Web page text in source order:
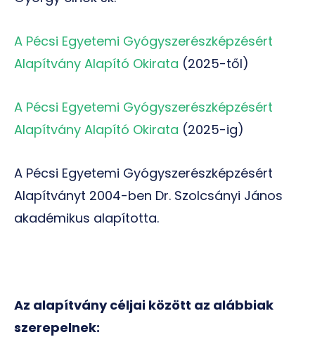
A Pécsi Egyetemi Gyógyszerészképzésért
Alapítvány Alapító Okirata (2025-től)
A Pécsi Egyetemi Gyógyszerészképzésért
Alapítvány Alapító Okirata (2025-ig)
A Pécsi Egyetemi Gyógyszerészképzésért
Alapítványt 2004-ben Dr. Szolcsányi János
akadémikus alapította.
Az alapítvány céljai között az alábbiak
szerepelnek: